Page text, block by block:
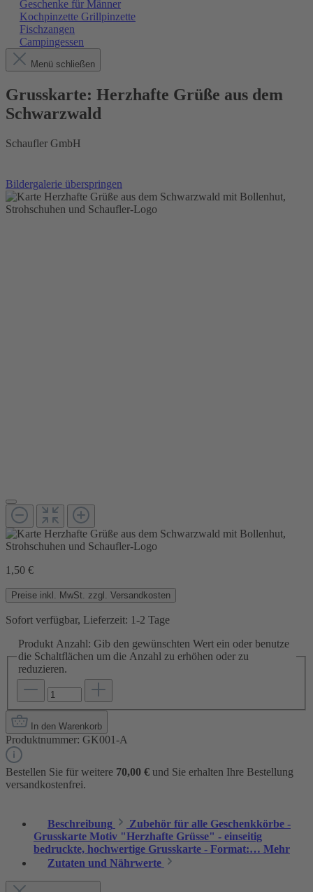
Geschenke für Männer
Kochpinzette Grillpinzette
Fischzangen
Campingessen
Menü schließen
Grusskarte: Herzhafte Grüße aus dem
Schwarzwald
Schaufler GmbH
Bildergalerie überspringen
1,50 €
Preise inkl. MwSt. zzgl. Versandkosten
Sofort verfügbar, Lieferzeit: 1-2 Tage
Produkt Anzahl: Gib den gewünschten Wert ein oder benutze
die Schaltflächen um die Anzahl zu erhöhen oder zu
reduzieren.
In den Warenkorb
Produktnummer: GK001-A
Bestellen Sie für weitere 70,00 € und Sie erhalten Ihre Bestellung
versandkostenfrei.
Beschreibung
Zubehör für alle Geschenkkörbe -
Grusskarte Motiv "Herzhafte Grüsse" - einseitig
bedruckte, hochwertige Grusskarte - Format:… Mehr
Zutaten und Nährwerte